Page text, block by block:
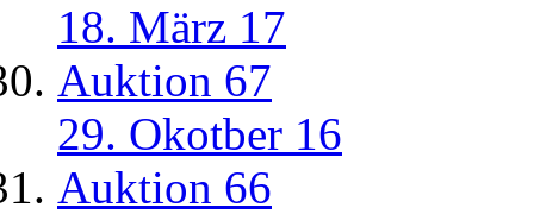
18. März 17
Auktion 67
29. Okotber 16
Auktion 66